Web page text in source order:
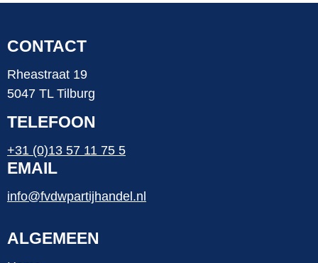
CONTACT
Rheastraat 19
5047 TL Tilburg
TELEFOON
+31 (0)13 57 11 75 5
EMAIL
info@fvdwpartijhandel.nl
ALGEMEEN